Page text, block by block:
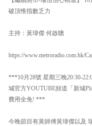
破頂惟指數乏力
主持：黃瑋傑 何啟聰
https://www.metroradio.com.hk/
***10月28號 星期三晚20:30-
城官方YOUTUBE頻道「新城
費用全免! ***
今晚節目有黃師傅黃瑋傑以及